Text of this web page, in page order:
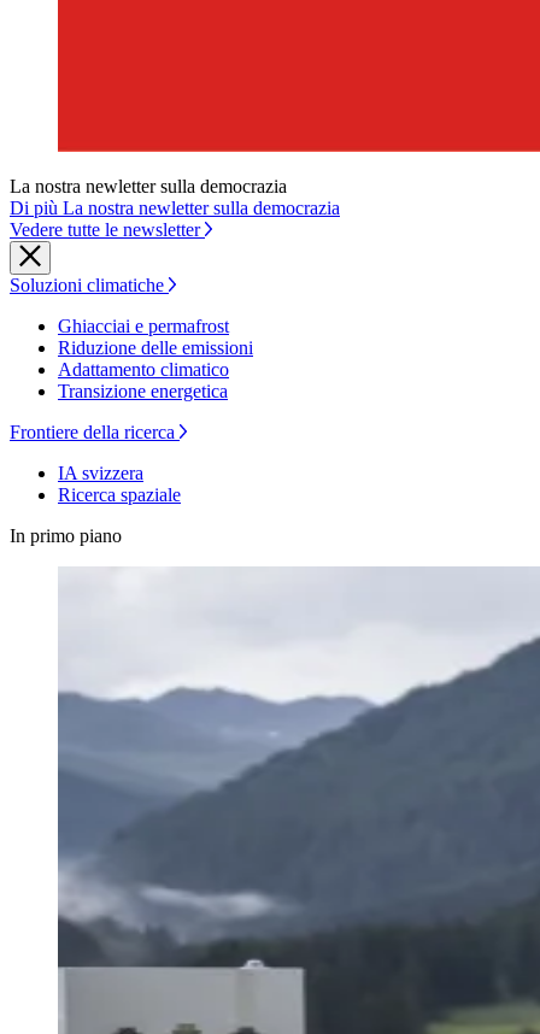
La nostra newletter sulla democrazia
Di più La nostra newletter sulla democrazia
Vedere tutte le newsletter
Soluzioni climatiche
Ghiacciai e permafrost
Riduzione delle emissioni
Adattamento climatico
Transizione energetica
Frontiere della ricerca
IA svizzera
Ricerca spaziale
In primo piano